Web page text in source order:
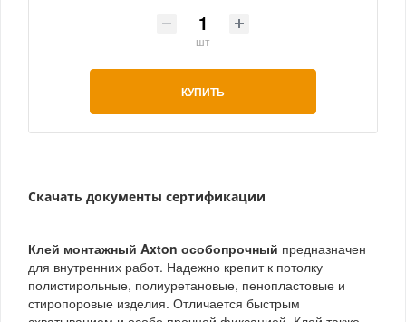
шт
КУПИТЬ
Скачать документы сертификации
Клей монтажный Axton особопрочный предназначен
для внутренних работ. Надежно крепит к потолку
полистирольные, полиуретановые, пенопластовые и
стиропоровые изделия. Отличается быстрым